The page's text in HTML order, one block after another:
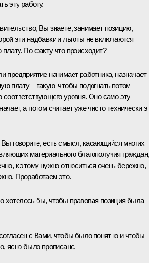
эту работу.
Вы знаете, занимает позицию,
эти надбавки и льготы не включаются
плату. По факту что происходит?
предприятие нанимает работника, назначает
плату – такую, чтобы подогнать потом
соответствующего уровня. Оно само эту
а потом считает уже чисто технически
говорите, есть смысл, касающийся многих
материального благополучия граждан,
к этому нужно относиться очень бережно,
Проработаем это.
хотелось бы, чтобы правовая позиция была
с Вами, чтобы было понятно и чтобы
ясно было прописано.